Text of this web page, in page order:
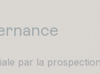
par la